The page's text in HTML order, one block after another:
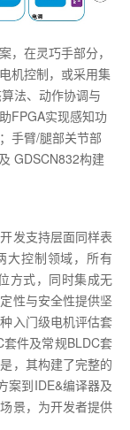
，在灵巧手部分，
机控制，或采用集
法、动作协调与
FPGA实现感知功
手臂/腿部关节部
GDSCN832构建
发支持层面同样表
大控制领域，所有
方式，同时集成无
性与安全性提供坚
入门级电机评估套
件及常规BLDC套
，其构建了完整的
案到IDE&编译器及
景，为开发者提供